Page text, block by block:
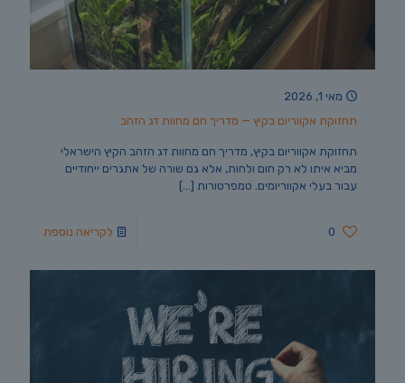
מאי 1, 2026
תחזוקת אקווריום בקיץ — מדריך חם מחוות דג הזהב
תחזוקת אקווריום בקיץ, מדריך חם מחוות דג הזהב הקיץ הישראלי
מביא איתו לא רק חום ולחות, אלא גם שורה של אתגרים ייחודיים
עבור בעלי אקווריומים. טמפרטורות […]
0 לקריאה נוספת